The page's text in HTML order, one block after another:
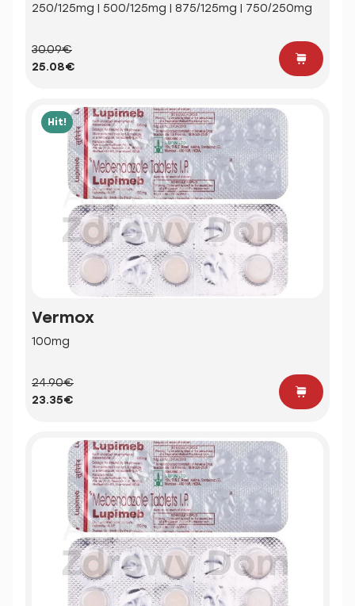
250/125mg | 500/125mg | 875/125mg | 750/250mg
30.09€
25.08€
Hit!
Vermox
100mg
24.90€
23.35€